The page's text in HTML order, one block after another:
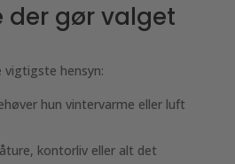
der gør valget
vigtigste hensyn:
hun vintervarme eller luft
kontorliv eller alt det